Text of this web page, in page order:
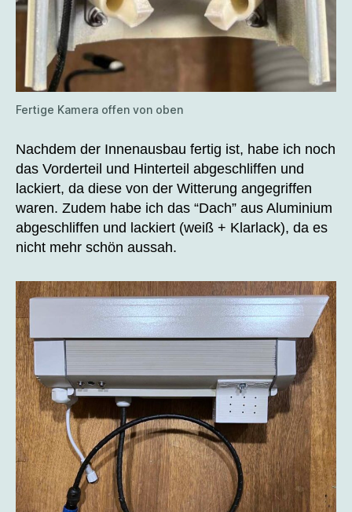
Fertige Kamera offen von oben
Nachdem der Innenausbau fertig ist, habe ich noch
das Vorderteil und Hinterteil abgeschliffen und
lackiert, da diese von der Witterung angegriffen
waren. Zudem habe ich das “Dach” aus Aluminium
abgeschliffen und lackiert (weiß + Klarlack), da es
nicht mehr schön aussah.